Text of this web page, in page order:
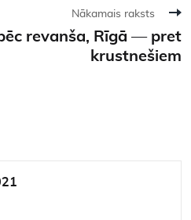
Nākamais raksts
revanša, Rīgā — pret
krustnešiem